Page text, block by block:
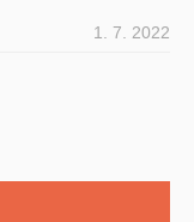
1. 7. 2022